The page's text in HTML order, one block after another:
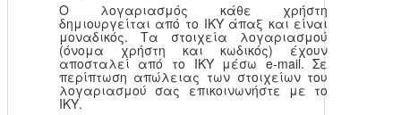
Ο λογαριασμός κάθε χρήστη
δημιουργείται από το ΙΚΥ άπαξ και είναι
μοναδικός. Τα στοιχεία λογαριασμού
(όνομα χρήστη και κωδικός) έχουν
αποσταλεί από το ΙΚΥ μέσω e-mail. Σε
περίπτωση απώλειας των στοιχείων του
λογαριασμού σας επικοινωνήστε με το
ΙΚΥ.